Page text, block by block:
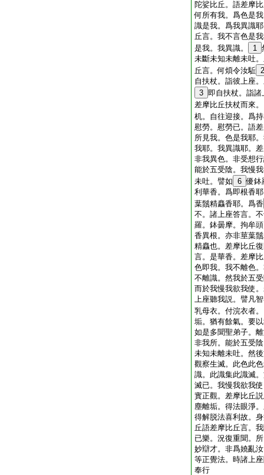
陀娑比丘。語差摩
何所有我。爲色是
識是我。爲我異識
丘言。我不言色是
是我。我異識。
1
未斷未知未離未吐
丘言。何煩令汝駈 2
自扶杖。詣彼上座
3 即自扶杖。詣
差摩比丘扶杖而來
机。自往迎接。爲
慰勞。慰勞已。語
所見我。色是我耶
我耶。我異識耶。
非我異色。非受想
能於五受陰。我慢
未吐。譬如 6 優鉢
利華香。爲即根香
葉鬚精麤香耶。爲香
不。諸上座答言。
羅。鉢曇摩。拘牟
香異根。亦非莖葉
精麤也。差摩比丘
言。是華香。差摩
色即我。我不離色
不離識。然我於五
而於我慢我欲我使
上座聽我説。譬凡
乳母衣。付浣衣者
垢。猶有餘氣。要
如是多聞聖弟子。
非我所。能於五受
未知未離未吐。然
觀察生滅。此色此
識。此識集此識滅
滅已。我慢我欲我
實正觀。差摩比丘
塵離垢。得法眼淨
得解脱法喜利故。
丘語差摩比丘言。
已樂。況復重聞。
妙辯才。非爲嬈亂
等正覺法。時諸上
奉行